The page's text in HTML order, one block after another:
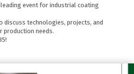
leading event for industrial coating
discuss technologies, projects, and
needs.